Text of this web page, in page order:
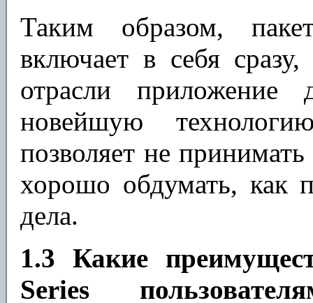
Таким образом,
включает в себя
отрасли приложение
новейшую
позволяет не
хорошо обдумать, как
дела.
1.3 Какие
Series